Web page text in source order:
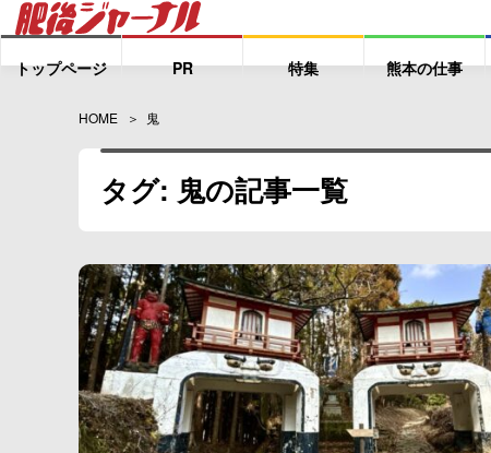
トップページ PR 特集 熊本の仕事
HOME 鬼
タグ: 鬼の記事一覧